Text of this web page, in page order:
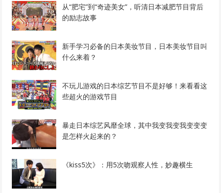
从“肥宅”到“奇迹美女”，听清日本减肥节目背后
的励志故事
新手学习必备的日本美妆节目，日本美妆节目叫
什么来着？
不玩儿游戏的日本综艺节目不是好够！来看看这
些超火的游戏节目
暴走日本综艺风靡全球，其中我变我变我变变变
是怎样火起来的？
《kiss5次》：用5次吻观察人性，妙趣横生